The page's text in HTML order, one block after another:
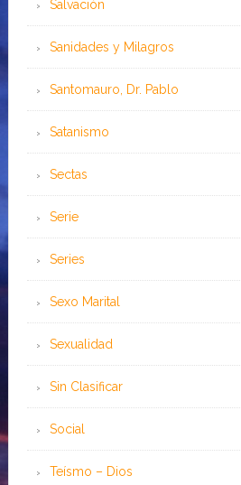
Salvación
Sanidades y Milagros
Santomauro, Dr. Pablo
Satanismo
Sectas
Serie
Series
Sexo Marital
Sexualidad
Sin Clasificar
Social
Teísmo – Dios